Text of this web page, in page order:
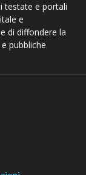
testate e portali
e
di diffondere la
pubbliche